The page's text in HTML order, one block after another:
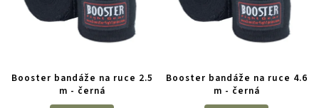
Booster bandáže na ruce 2.5
m - černá
Booster bandáže na ruce 4.6
m - černá